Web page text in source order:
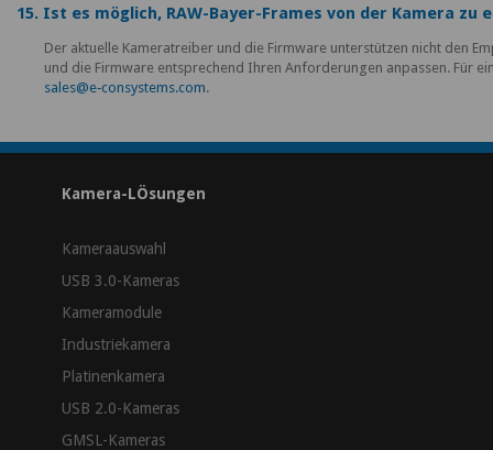
15. Ist es möglich, RAW-Bayer-Frames von der Kamera zu
Der aktuelle Kameratreiber und die Firmware unterstützen nicht den
und die Firmware entsprechend Ihren Anforderungen anpassen. Für
sales@e‑consystems.com.
Kamera-LÖsungen
Kameraauswahl
USB 3.0-Kameras
Kameramodule
Industriekamera
Platinenkamera
USB 2.0-Kameras
GMSL-Kameras